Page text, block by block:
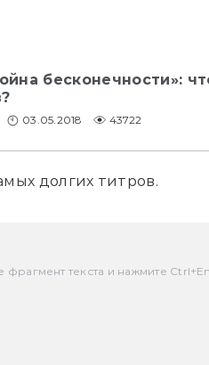
бесконечности»:
03.05.2018 43722
долгих титров.
текста и нажмите